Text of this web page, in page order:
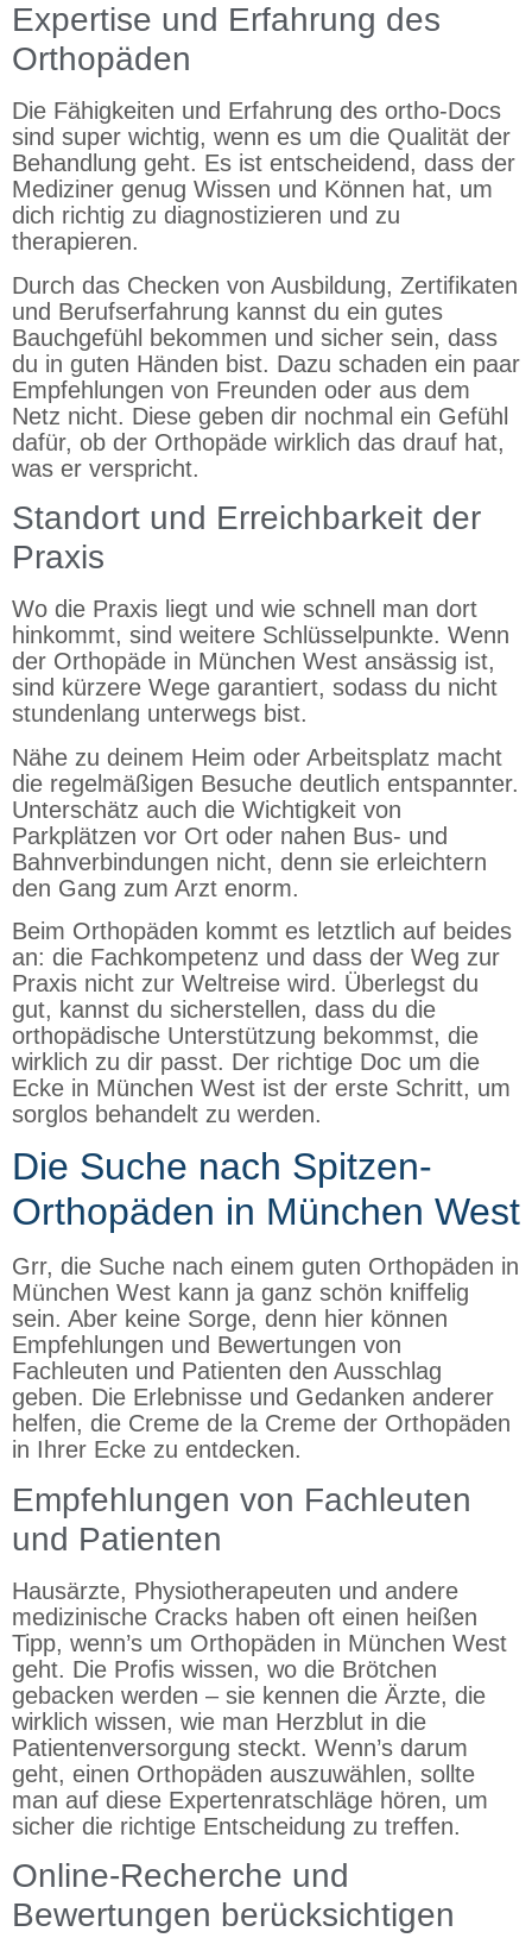
Expertise und Erfahrung des
Orthopäden
Die Fähigkeiten und Erfahrung des ortho-Docs
sind super wichtig, wenn es um die Qualität der
Behandlung geht. Es ist entscheidend, dass der
Mediziner genug Wissen und Können hat, um
dich richtig zu diagnostizieren und zu
therapieren.
Durch das Checken von Ausbildung, Zertifikaten
und Berufserfahrung kannst du ein gutes
Bauchgefühl bekommen und sicher sein, dass
du in guten Händen bist. Dazu schaden ein paar
Empfehlungen von Freunden oder aus dem
Netz nicht. Diese geben dir nochmal ein Gefühl
dafür, ob der Orthopäde wirklich das drauf hat,
was er verspricht.
Standort und Erreichbarkeit der
Praxis
Wo die Praxis liegt und wie schnell man dort
hinkommt, sind weitere Schlüsselpunkte. Wenn
der Orthopäde in München West ansässig ist,
sind kürzere Wege garantiert, sodass du nicht
stundenlang unterwegs bist.
Nähe zu deinem Heim oder Arbeitsplatz macht
die regelmäßigen Besuche deutlich entspannter.
Unterschätz auch die Wichtigkeit von
Parkplätzen vor Ort oder nahen Bus- und
Bahnverbindungen nicht, denn sie erleichtern
den Gang zum Arzt enorm.
Beim Orthopäden kommt es letztlich auf beides
an: die Fachkompetenz und dass der Weg zur
Praxis nicht zur Weltreise wird. Überlegst du
gut, kannst du sicherstellen, dass du die
orthopädische Unterstützung bekommst, die
wirklich zu dir passt. Der richtige Doc um die
Ecke in München West ist der erste Schritt, um
sorglos behandelt zu werden.
Die Suche nach Spitzen-
Orthopäden in München West
Grr, die Suche nach einem guten Orthopäden in
München West kann ja ganz schön kniffelig
sein. Aber keine Sorge, denn hier können
Empfehlungen und Bewertungen von
Fachleuten und Patienten den Ausschlag
geben. Die Erlebnisse und Gedanken anderer
helfen, die Creme de la Creme der Orthopäden
in Ihrer Ecke zu entdecken.
Empfehlungen von Fachleuten
und Patienten
Hausärzte, Physiotherapeuten und andere
medizinische Cracks haben oft einen heißen
Tipp, wenn’s um Orthopäden in München West
geht. Die Profis wissen, wo die Brötchen
gebacken werden – sie kennen die Ärzte, die
wirklich wissen, wie man Herzblut in die
Patientenversorgung steckt. Wenn’s darum
geht, einen Orthopäden auszuwählen, sollte
man auf diese Expertenratschläge hören, um
sicher die richtige Entscheidung zu treffen.
Online-Recherche und
Bewertungen berücksichtigen